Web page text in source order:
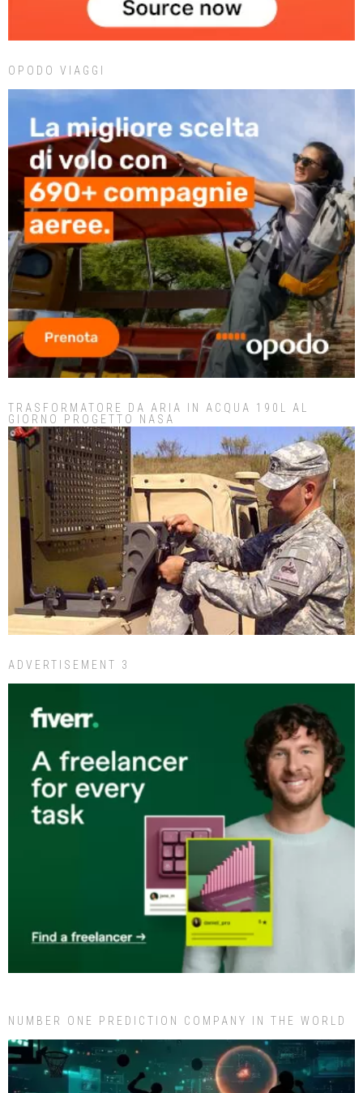
OPODO VIAGGI
TRASFORMATORE DA ARIA IN ACQUA 190L AL
GIORNO PROGETTO NASA
ADVERTISEMENT 3
NUMBER ONE PREDICTION COMPANY IN THE WORLD